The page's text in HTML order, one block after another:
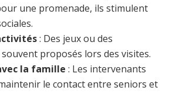
une promenade, ils stimulent
: Des jeux ou des
proposés lors des visites.
la famille : Les intervenants
le contact entre seniors et